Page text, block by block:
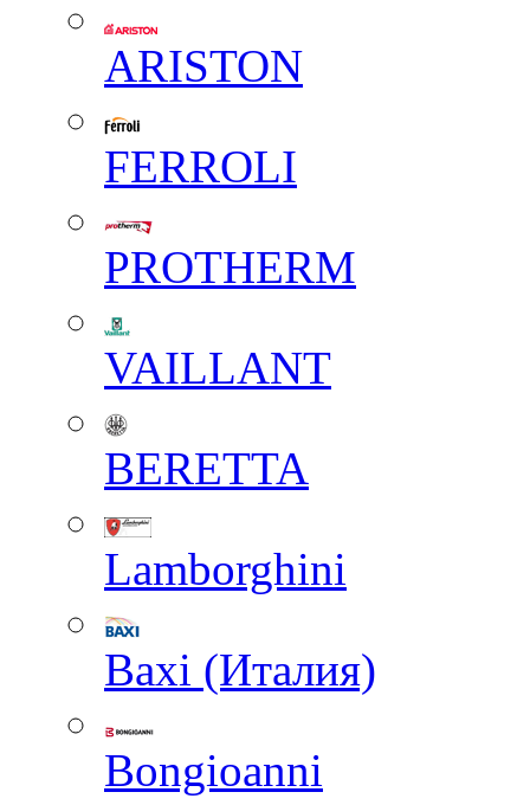
ARISTON
FERROLI
PROTHERM
VAILLANT
BERETTA
Lamborghini
Baxi (Италия)
Вongioanni